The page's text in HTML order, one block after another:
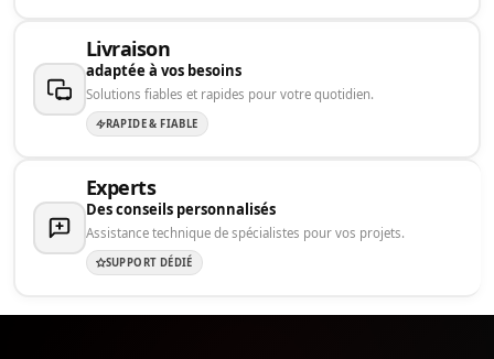
Livraison
adaptée à vos besoins
Solutions fiables et rapides pour votre quotidien.
RAPIDE & FIABLE
Experts
Des conseils personnalisés
Assistance technique de spécialistes pour vos projets.
SUPPORT DÉDIÉ